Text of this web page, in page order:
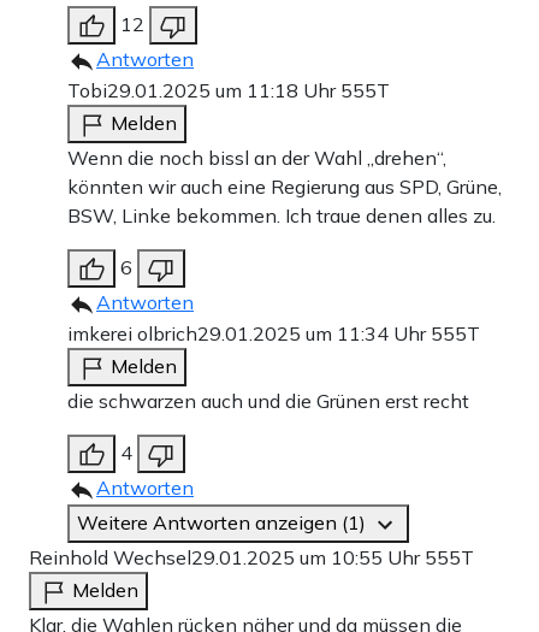
12
Antworten
Tobi29.01.2025 um 11:18 Uhr 555T
Melden
Wenn die noch bissl an der Wahl „drehen“,
könnten wir auch eine Regierung aus SPD, Grüne,
BSW, Linke bekommen. Ich traue denen alles zu.
6
Antworten
imkerei olbrich29.01.2025 um 11:34 Uhr 555T
Melden
die schwarzen auch und die Grünen erst recht
4
Antworten
Weitere Antworten anzeigen (1)
Reinhold Wechsel29.01.2025 um 10:55 Uhr 555T
Melden
Klar, die Wahlen rücken näher und da müssen die